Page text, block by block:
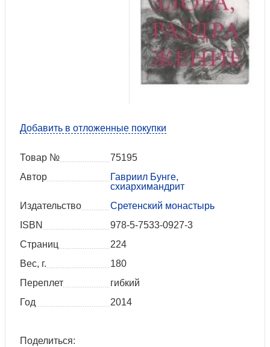
Добавить в отложенные покупки
Товар №
75195
Автор
Гавриил Бунге,
схиархимандрит
Издательство
Сретенский монастырь
ISBN
978-5-7533-0927-3
Страниц
224
Вес, г.
180
Переплет
гибкий
Год
2014
Поделиться: